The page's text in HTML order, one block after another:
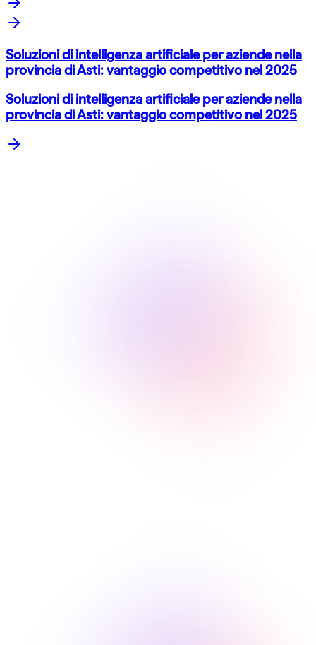
Soluzioni di intelligenza artificiale per aziende nella
provincia di Asti: vantaggio competitivo nel 2025
Soluzioni di intelligenza artificiale per aziende nella
provincia di Asti: vantaggio competitivo nel 2025